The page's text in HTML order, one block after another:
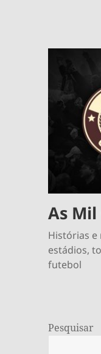
As Mil
Histórias
estádios,
futebol
Pesquisar